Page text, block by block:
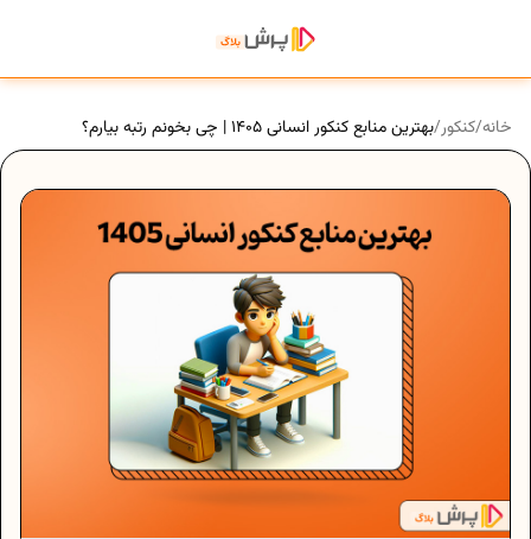
خانه/کنکور/بهترین منابع کنکور انسانی 1405 | چی بخونم رتبه بیارم؟